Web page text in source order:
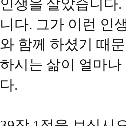
인생을 살았습니다
니다. 그가 이런 인
와 함께 하셨기 때
하시는 삶이 얼마
다.